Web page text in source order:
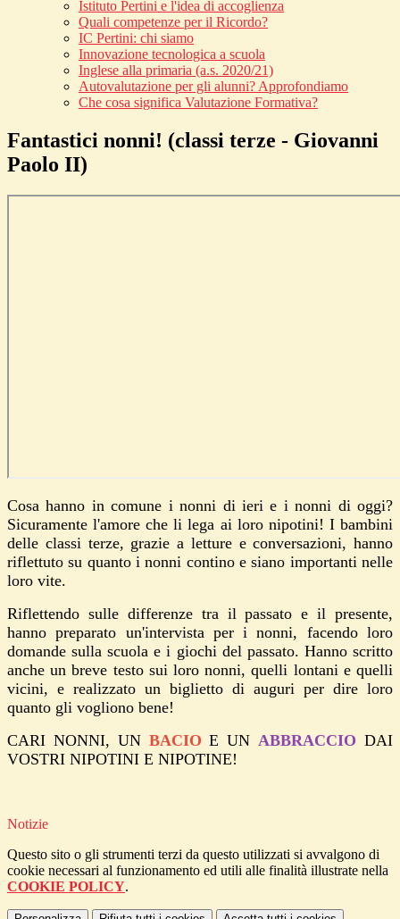
Istituto Pertini e l'idea di accoglienza
Quali competenze per il Ricordo?
IC Pertini: chi siamo
Innovazione tecnologica a scuola
Inglese alla primaria (a.s. 2020/21)
Autovalutazione per gli alunni? Approfondiamo
Che cosa significa Valutazione Formativa?
Fantastici nonni! (classi terze - Giovanni
Paolo II)
Cosa hanno in comune i nonni di ieri e i nonni di oggi?
Sicuramente l'amore che li lega ai loro nipotini! I bambini
delle classi terze, grazie a letture e conversazioni, hanno
riflettuto su quanto i nonni contino e siano importanti nelle
loro vite.
Riflettendo sulle differenze tra il passato e il presente,
hanno preparato un'intervista per i nonni, facendo loro
domande sulla scuola e i giochi del passato. Hanno scritto
anche un breve testo sui loro nonni, quelli lontani e quelli
vicini, e realizzato un biglietto di auguri per dire loro
quanto gli vogliono bene!
CARI NONNI, UN BACIO E UNABBRACCIO DAI
VOSTRI NIPOTINI E NIPOTINE!
Notizie
Questo sito o gli strumenti terzi da questo utilizzati si avvalgono di
cookie necessari al funzionamento ed utili alle finalità illustrate nella
COOKIE POLICY.